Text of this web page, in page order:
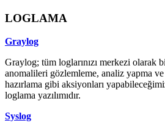
LOGLAMA
Graylog
Graylog; tüm loglarınızı merkezi olarak
anomalileri gözlemleme, analiz yapma ve
hazırlama gibi aksiyonları
loglama yazılımıdır.
Syslog